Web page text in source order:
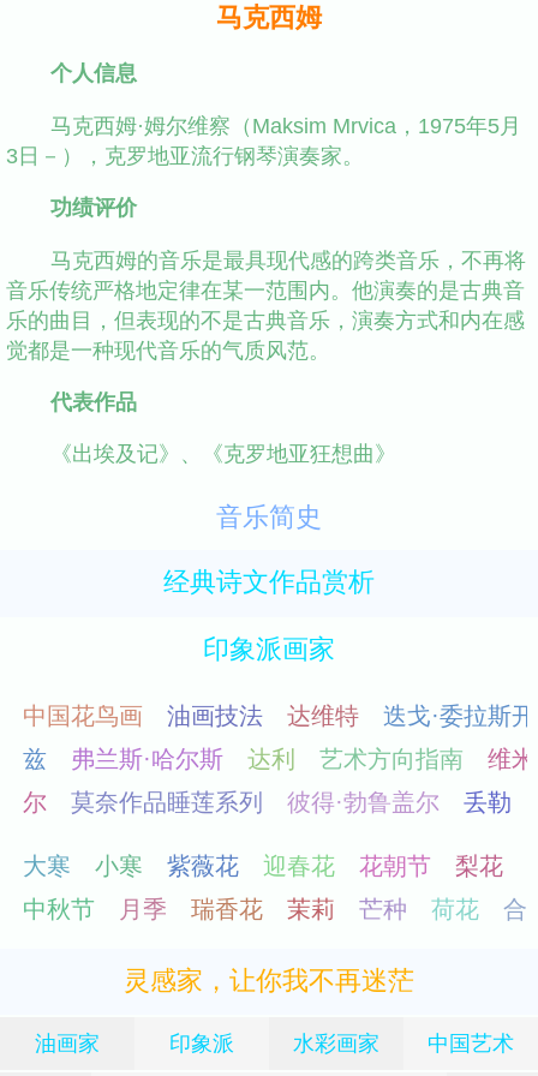
马克西姆
个人信息
马克西姆·姆尔维察（Maksim Mrvica，1975年5月
3日－），克罗地亚流行钢琴演奏家。
功绩评价
马克西姆的音乐是最具现代感的跨类音乐，不再将
音乐传统严格地定律在某一范围内。他演奏的是古典音
乐的曲目，但表现的不是古典音乐，演奏方式和内在感
觉都是一种现代音乐的气质风范。
代表作品
《出埃及记》、《克罗地亚狂想曲》
音乐简史
油画家 印象派 水彩画家 中国艺术
经典诗文作品赏析
印象派画家
灵感家，让你我不再迷茫